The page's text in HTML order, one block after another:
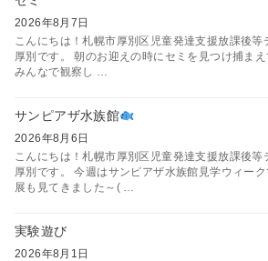
2026年8月7日
こんにちは！札幌市厚別区児童発達支援放課後等
厚別です。 朝のお迎えの時にセミを見つけ捕ま
みんなで観察し …
サンピアザ水族館
2026年8月6日
こんにちは！札幌市厚別区児童発達支援放課後等
厚別です。 今週はサンピアザ水族館見学ウィー
展も見てきました～( …
実験遊び
2026年8月1日